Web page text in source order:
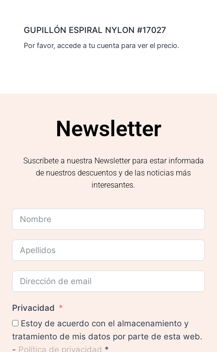
GUPILLÓN ESPIRAL NYLON #17027
Por favor, accede a tu cuenta para ver el precio.
Newsletter
Suscríbete a nuestra Newsletter para estar informada
de nuestros descuentos y de las noticias más
interesantes.
Privacidad
Estoy de acuerdo con el almacenamiento y
tratamiento de mis datos por parte de esta web.
- Política de privacidad *